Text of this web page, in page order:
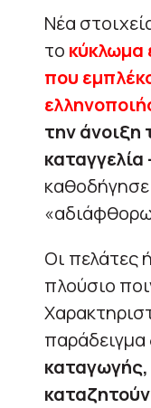
Νέα
το κύκλωμα
που
την άνοιξη
καθοδήγησε
Οι πελάτες
πλούσιο
παράδειγμα
καταγωγής,